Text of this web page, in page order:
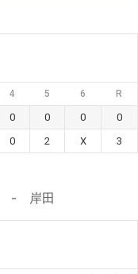
4 5 6 R
0 0 0
0
0 2 X 3
- 岸田